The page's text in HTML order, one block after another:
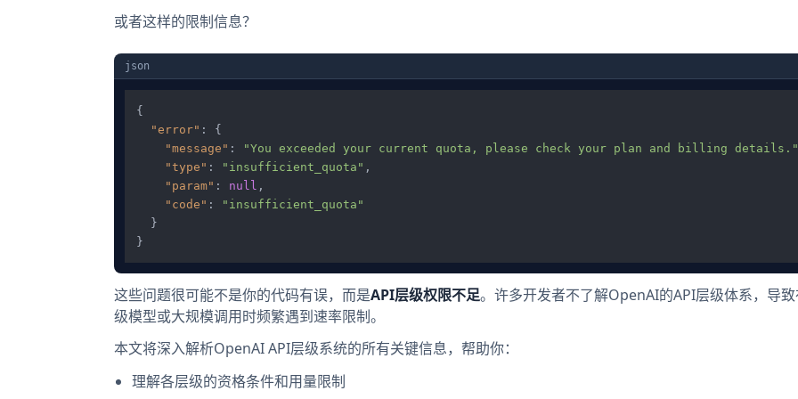
或者这样的限制信息？
json
{
"error" :
{
"message" :
"You exceeded your current quota, please check your plan and billing details."
"type" : "insufficient_quota" ,
"param" : null ,
"code" :
"insufficient_quota"
}
}
这些问题很可能不是你的代码有误，而是API层级权限不足。许多开发者不了解OpenAI的API层级体系，导
级模型或大规模调用时频繁遇到速率限制。
本文将深入解析OpenAI API层级系统的所有关键信息，帮助你：
理解各层级的资格条件和用量限制